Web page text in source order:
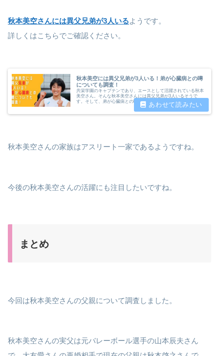
秋本美空さんには異父兄弟が3人いるようです。
詳しくはこちらでご確認ください。
秋本美空には異父兄弟が3人いる！弟が心臓病との噂
についても調査！
共栄学園のキャプテンであり、エースとして活躍されている秋本
美空さん。そんな秋本美空さんには異父兄弟が3人いるそうで
す。そして、弟が心臓病との噂もあります。今回は秋本美空さん
の兄弟について詳しく調査しました。
秋本美空さんの家族はアスリート一家であるようですね。
今後の秋本美空さんの活躍にも注目したいですね。
まとめ
今回は秋本美空さんの父親について調査しました。
秋本美空さんの実父は元バレーボール選手の山本辰夫さん